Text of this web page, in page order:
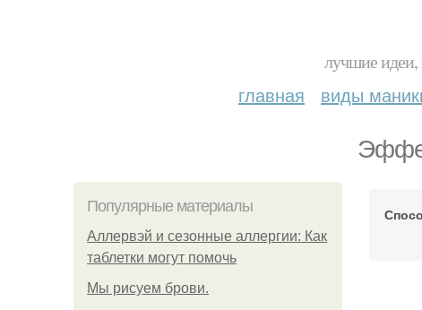
лучшие идеи,
главная виды
Популярные материалы
Аллервэй и сезонные аллергии: Как
таблетки могут помочь
Мы рисуем брови.